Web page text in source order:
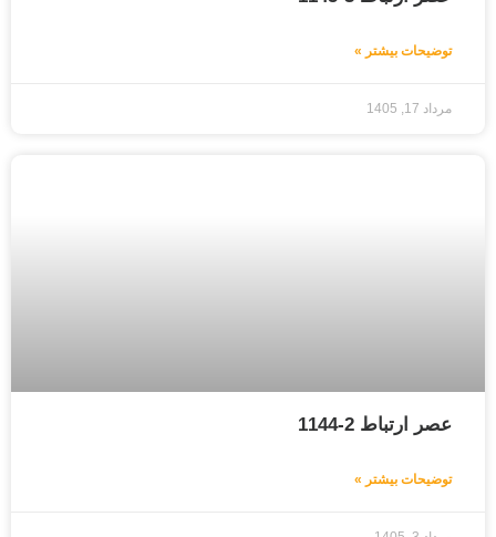
توضیحات بیشتر »
مرداد 17, 1405
عصر ارتباط 2-1144
توضیحات بیشتر »